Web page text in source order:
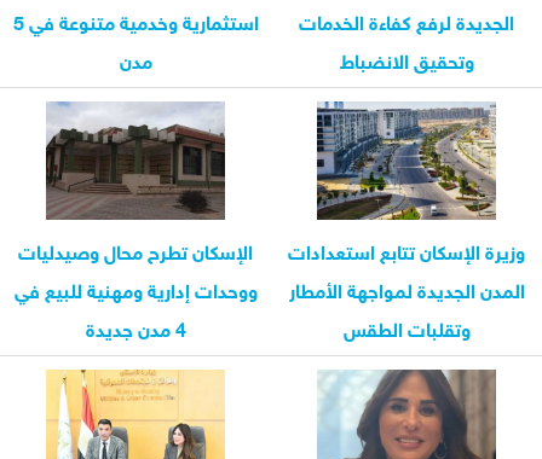
الجديدة لرفع كفاءة الخدمات
وتحقيق الانضباط
استثمارية وخدمية متنوعة في 5
مدن
وزيرة الإسكان تتابع استعدادات
المدن الجديدة لمواجهة الأمطار
وتقلبات الطقس
الإسكان تطرح محال وصيدليات
ووحدات إدارية ومهنية للبيع في
4 مدن جديدة